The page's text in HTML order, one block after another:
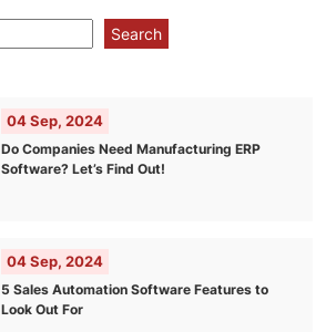
Search
04 Sep, 2024
Do Companies Need Manufacturing ERP
Software? Let’s Find Out!
04 Sep, 2024
5 Sales Automation Software Features to
Look Out For